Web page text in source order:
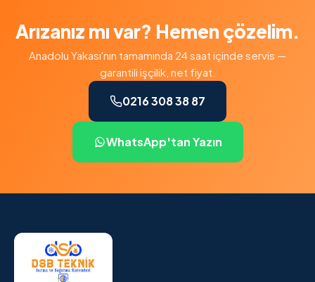
Arızanız mı var? Hemen çözelim.
Anadolu Yakası'nın tamamında 24 saat içinde servis —
garantili işçilik, net fiyat.
0216 308 38 87
WhatsApp'tan Yazın